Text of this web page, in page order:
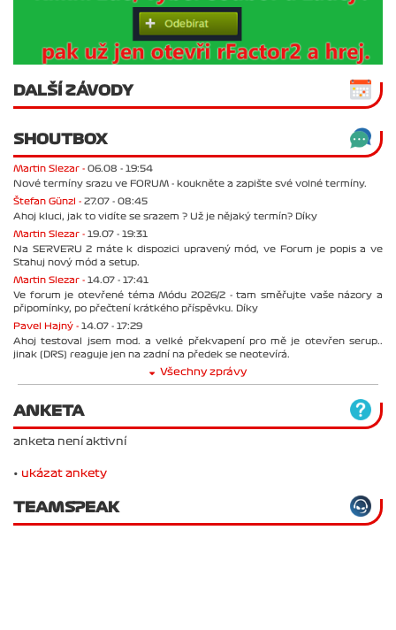
DALŠÍ ZÁVODY
SHOUTBOX
Martin Slezar - 06.08 - 19:54
Nové termíny srazu ve FORUM - koukněte a zapište své volné termíny.
Štefan Günzl - 27.07 - 08:45
Ahoj kluci, jak to vidíte se srazem ? Už je nějaký termín? Díky
Martin Slezar - 19.07 - 19:31
Na SERVERU 2 máte k dispozici upravený mód, ve Forum je popis a ve
Stahuj nový mód a setup.
Martin Slezar - 14.07 - 17:41
Ve forum je otevřené téma Módu 2026/2 - tam směřujte vaše názory a
připomínky, po přečtení krátkého příspěvku. Díky
Pavel Hajný - 14.07 - 17:29
Ahoj testoval jsem mod. a velké překvapení pro mě je otevřen serup..
jinak (DRS) reaguje jen na zadní na předek se neotevírá.
Všechny zprávy
ANKETA
anketa není aktivní
• ukázat ankety
TEAMSPEAK